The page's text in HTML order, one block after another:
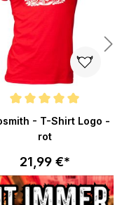
Sternen Bewertung
- T-Shirt Logo -
rot
21,99 €*